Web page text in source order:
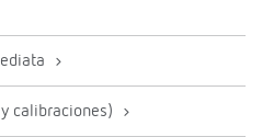
calibraciones)